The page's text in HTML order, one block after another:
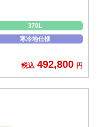
370L
寒冷地仕様
税込 492,800 円